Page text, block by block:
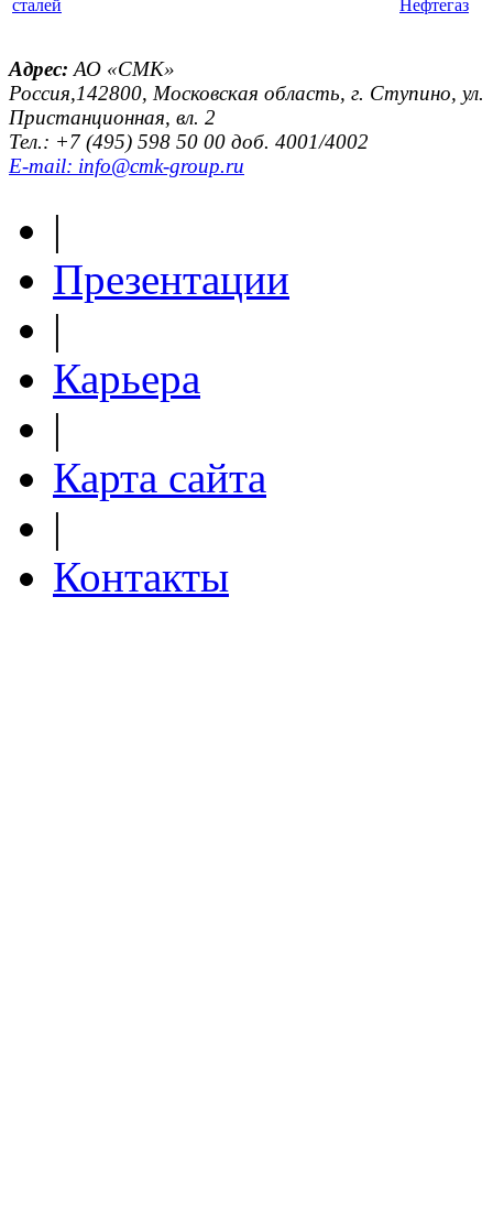
сталей
Нефтегаз
Адрес: АО «СМК»
Россия,142800, Московская область, г. Ступино, ул.
Пристанционная, вл. 2
Тел.: +7 (495) 598 50 00 доб. 4001/4002
E-mail: info@cmk-group.ru
|
Презентации
|
Карьера
|
Карта сайта
|
Контакты